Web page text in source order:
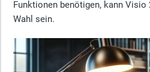
Funktionen benötigen, kann
Wahl sein.